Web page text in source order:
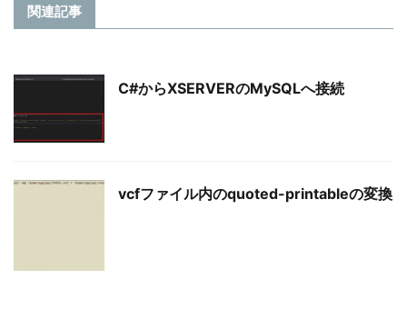
関連記事
C#からXSERVERのMySQLへ接続
vcfファイル内のquoted-printableの変換